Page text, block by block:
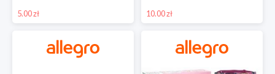
5.00 zł 10.00 zł